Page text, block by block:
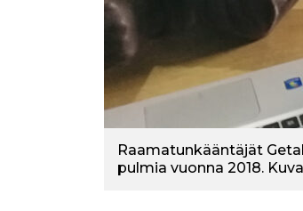
Raamatunkääntäjät
pulmia vuonna 2018.